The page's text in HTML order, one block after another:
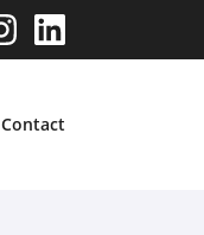
Contact